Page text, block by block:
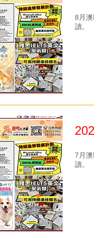
8月
讀。
7月
讀。